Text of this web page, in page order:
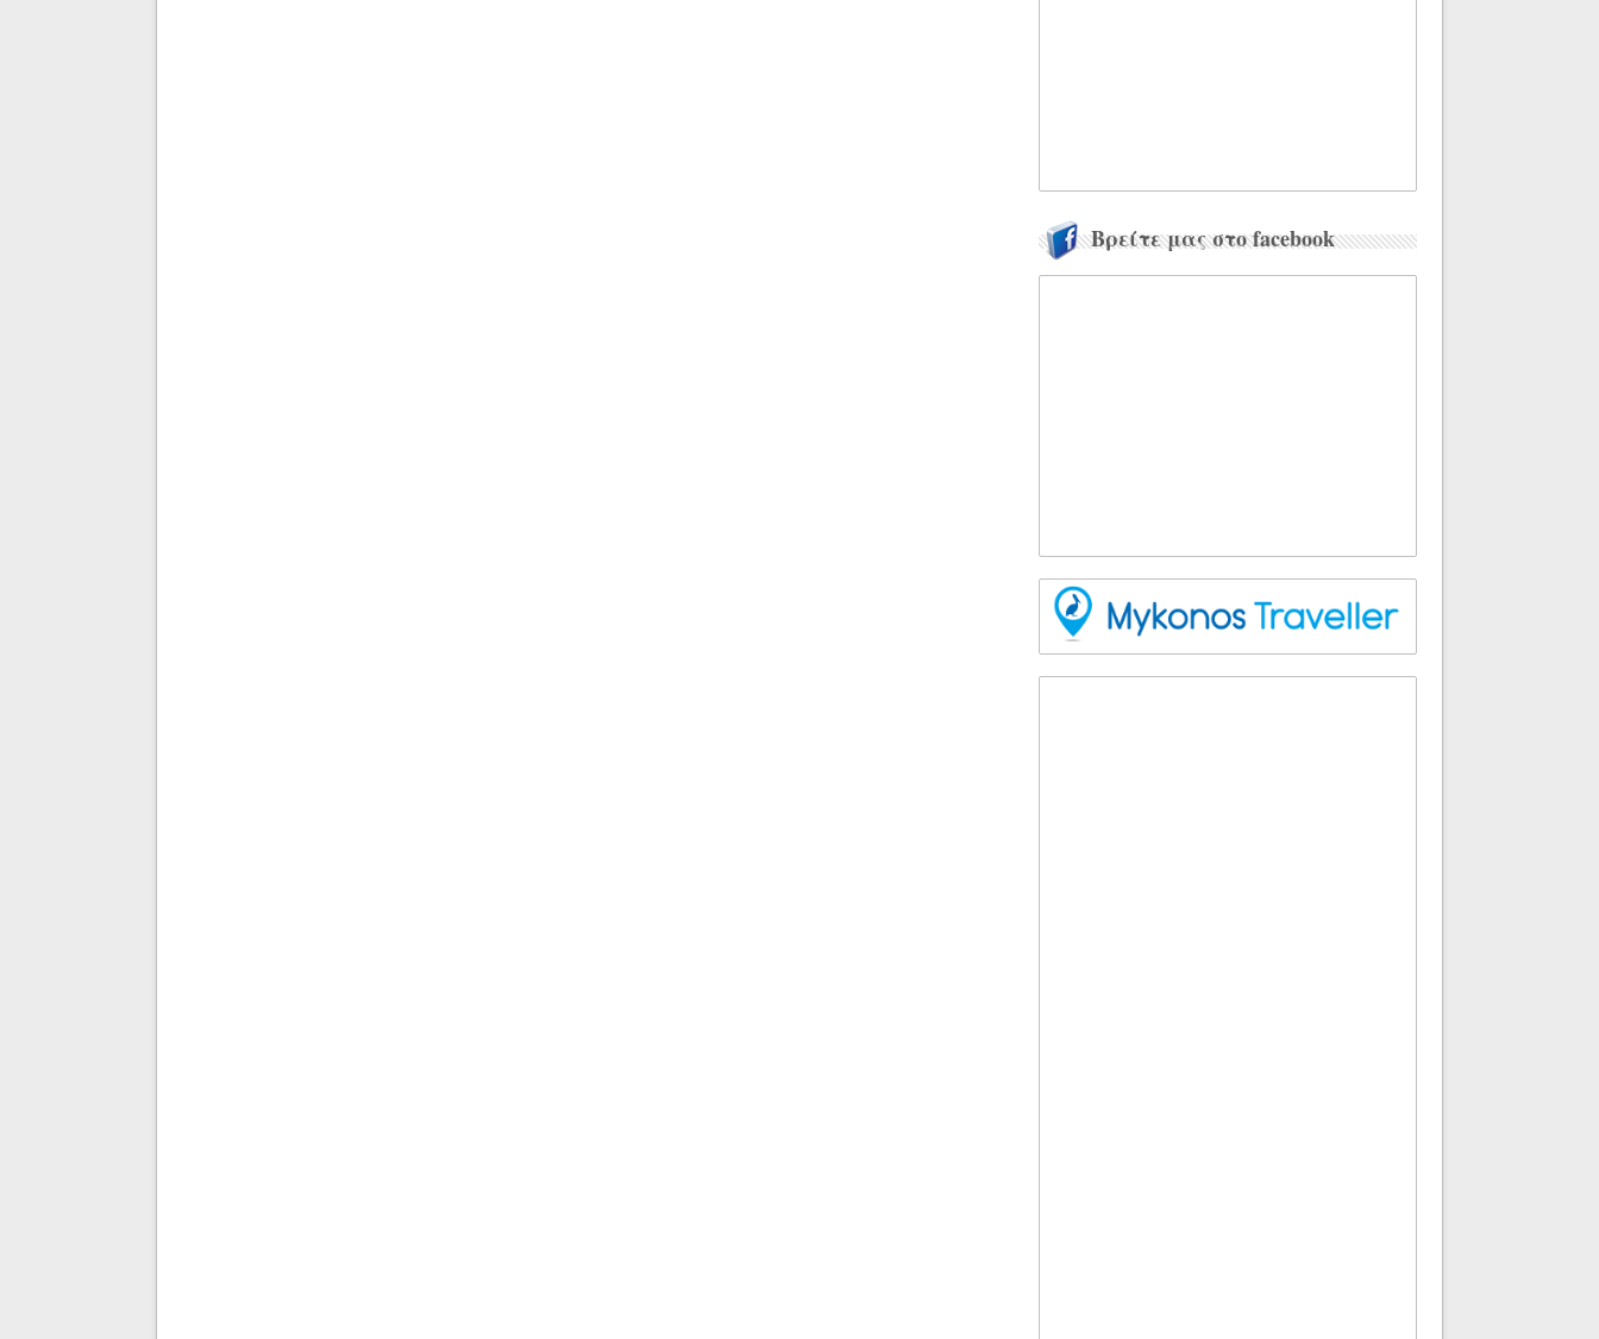
Βρείτε μας στο facebook